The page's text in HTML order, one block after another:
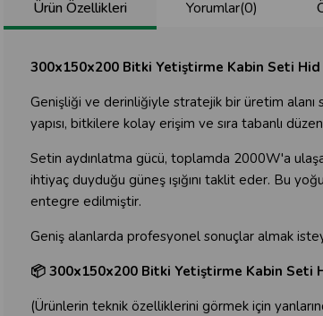
Ürün Özellikleri Yorumlar(0)
300x150x200 Bitki Yetiştirme Kabin Seti Hid
Genişliği ve derinliğiyle stratejik bir üretim alanı
yapısı, bitkilere kolay erişim ve sıra tabanlı
Setin aydınlatma gücü, toplamda 2000W'a
ihtiyaç duyduğu güneş ışığını taklit eder. Bu
entegre edilmiştir.
Geniş alanlarda profesyonel sonuçlar almak
📦 300x150x200 Bitki Yetiştirme Kabin Seti
(Ürünlerin teknik özelliklerini görmek için